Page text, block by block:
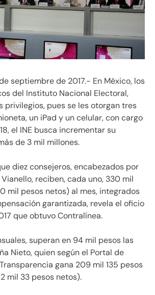
septiembre de 2017.- En México, los
del Instituto Nacional Electoral,
privilegios, pues se les otorgan tres
un iPad y un celular, con cargo
el INE busca incrementar su
de 3 mil millones.
diez consejeros, encabezados por
reciben, cada uno, 330 mil
mil pesos netos) al mes, integrados
garantizada, revela el oficio
que obtuvo Contralínea.
superan en 94 mil pesos las
Nieto, quien según el Portal de
gana 209 mil 135 pesos
mil 33 pesos netos).